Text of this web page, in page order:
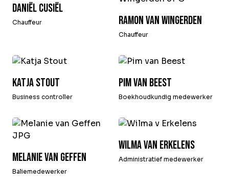
Daniël Cusiël
Chauffeur Ramon van Wingerden
Chauffeur
Katja Stout
Business controller
Pim van Beest
Boekhoudkundig medewerker
Melanie van Geffen
Baliemedewerker
Wilma van Erkelens
Administratief medewerker